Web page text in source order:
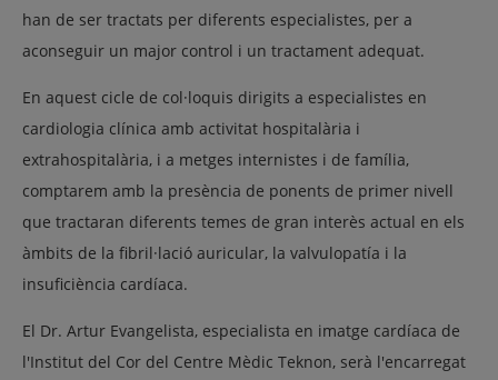
han de ser tractats per diferents especialistes, per a
aconseguir un major control i un tractament adequat.
En aquest cicle de col·loquis dirigits a especialistes en
cardiologia clínica amb activitat hospitalària i
extrahospitalària, i a metges internistes i de família,
comptarem amb la presència de ponents de primer nivell
que tractaran diferents temes de gran interès actual en els
àmbits de la fibril·lació auricular, la valvulopatía i la
insuficiència cardíaca.
El Dr. Artur Evangelista, especialista en imatge cardíaca de
l'Institut del Cor del Centre Mèdic Teknon, serà l'encarregat